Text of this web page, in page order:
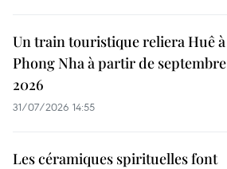
Un train touristique reliera Huê à
Phong Nha à partir de septembre
2026
31/07/2026 14:55
Les céramiques spirituelles font